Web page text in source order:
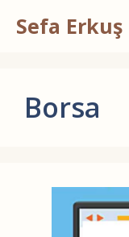
atlaSefa Erkuş
Borsa